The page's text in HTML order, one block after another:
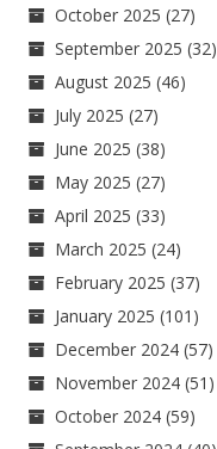
October 2025 (27)
September 2025 (32)
August 2025 (46)
July 2025 (27)
June 2025 (38)
May 2025 (27)
April 2025 (33)
March 2025 (24)
February 2025 (37)
January 2025 (101)
December 2024 (57)
November 2024 (51)
October 2024 (59)